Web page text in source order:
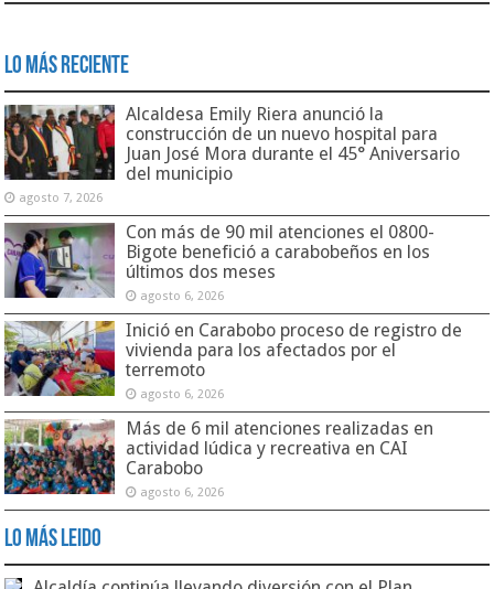
Lo Más Reciente
Alcaldesa Emily Riera anunció la
construcción de un nuevo hospital para
Juan José Mora durante el 45° Aniversario
del municipio
agosto 7, 2026
Con más de 90 mil atenciones el 0800-
Bigote benefició a carabobeños en los
últimos dos meses
agosto 6, 2026
Inició en Carabobo proceso de registro de
vivienda para los afectados por el
terremoto
agosto 6, 2026
Más de 6 mil atenciones realizadas en
actividad lúdica y recreativa en CAI
Carabobo
agosto 6, 2026
Lo Más Leido